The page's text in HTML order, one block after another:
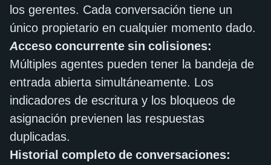
los gerentes. Cada conversación tiene un
único propietario en cualquier momento dado.
Acceso concurrente sin colisiones:
Múltiples agentes pueden tener la bandeja de
entrada abierta simultáneamente. Los
indicadores de escritura y los bloqueos de
asignación previenen las respuestas
duplicadas.
Historial completo de conversaciones: